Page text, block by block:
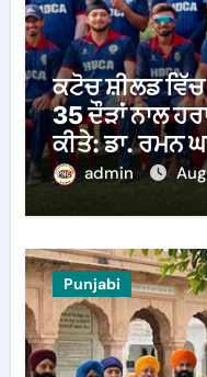
ਕਟੋਚ ਸ਼ੀਲਡ
35 ਦੌੜਾਂ ਨਾਲ
ਕੀਤੇ: ਡਾ. ਰਮਨ
admin
Punjabi